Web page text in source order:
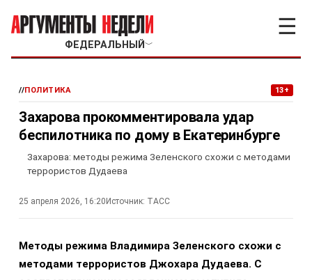
ФЕДЕРАЛЬНЫЙ ﹀
☰
//ПОЛИТИКА 13+
Захарова прокомментировала удар
беспилотника по дому в Екатеринбурге
Захарова: методы режима Зеленского схожи с методами
террористов Дудаева
25 апреля 2026, 16:20 Источник: ТАСС
Методы режима Владимира Зеленского схожи с
методами террористов Джохара Дудаева. С